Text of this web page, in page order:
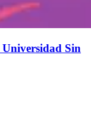
Sin